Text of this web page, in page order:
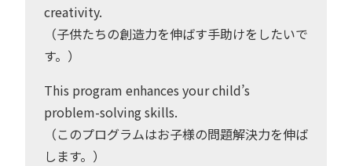
creativity.
（子供たちの創造力を伸ばす手助けをしたいで
す。）
This program enhances your child’s
problem-solving skills.
（このプログラムはお子様の問題解決力を伸ば
します。）